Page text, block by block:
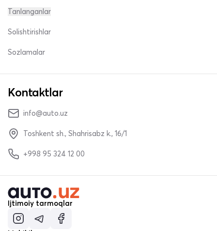
Tanlanganlar
Solishtirishlar
Sozlamalar
Kontaktlar
info@auto.uz
Toshkent sh., Shahrisabz k., 16/1
+998 95 324 12 00
Ijtimoiy tarmoqlar